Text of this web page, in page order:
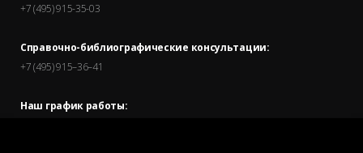
+7 (495) 915-35-03
Справочно-библиографические консультации:
+7 (495) 915–36–41
Наш график работы: